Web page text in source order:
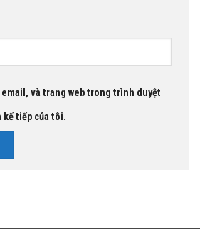
và trang web trong trình duyệt
kế tiếp của tôi.